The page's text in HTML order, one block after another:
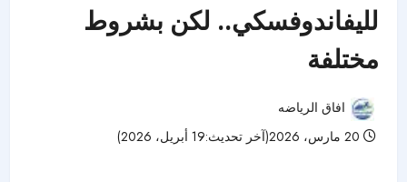
لليفاندوفسكي.. لكن بشروط
مختلفة
افاق الرياضه